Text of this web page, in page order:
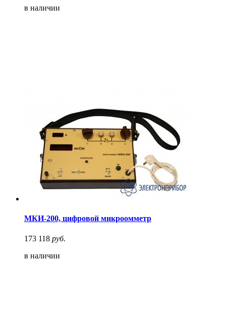
в наличии
МКИ-200, цифровой микроомметр
173 118 руб.
в наличии